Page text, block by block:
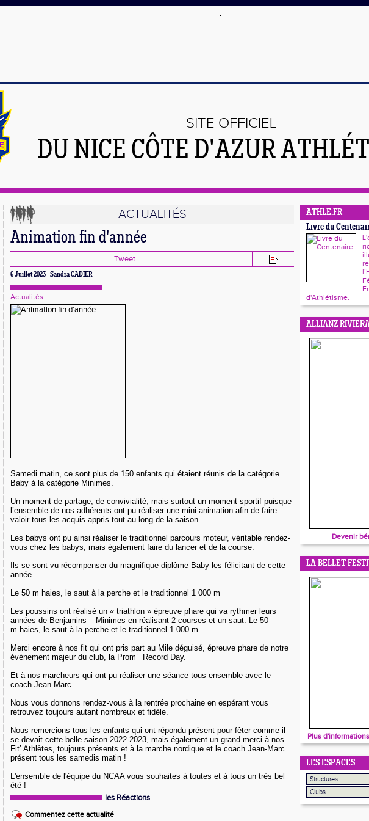
SITE OFFICIEL
DU NICE CÔTE D'AZUR
ACTUALITÉS
Animation fin d'année
Tweet
6 Juillet 2023 - Sandra CADIER
Actualités
Samedi matin, ce sont plus de 150 enfants qui étaient réunis de la catégorie
Baby à la catégorie Minimes.
Un moment de partage, de convivialité, mais surtout un moment sportif puisque
l’ensemble de nos adhérents ont pu réaliser une mini-animation afin de faire
valoir tous les acquis appris tout au long de la saison.
Les babys ont pu ainsi réaliser le traditionnel parcours moteur, véritable rendez-
vous chez les babys, mais également faire du lancer et de la course.
Ils se sont vu récompenser du magnifique diplôme Baby les félicitant de cette
année.
Le 50 m haies, le saut à la perche et le traditionnel 1 000 m
Les poussins ont réalisé un « triathlon » épreuve phare qui va rythmer leurs
années de Benjamins – Minimes en réalisant 2 courses et un saut. Le 50
m haies, le saut à la perche et le traditionnel 1 000 m
Merci encore à nos fit qui ont pris part au Mile déguisé, épreuve phare de notre
événement majeur du club, la Prom’
Record Day.
Et à nos marcheurs qui ont pu réaliser une séance tous ensemble avec le
coach Jean-Marc.
Nous vous donnons rendez-vous à la rentrée prochaine en espérant vous
retrouvez toujours autant nombreux et fidèle.
Nous remercions tous les enfants qui ont répondu présent pour fêter comme il
se devait cette belle saison 2022-2023, mais également un grand merci à nos
Fit’ Athlètes, toujours présents et à la marche nordique et le coach Jean-Marc
présent tous les samedis matin !
L'ensemble de l'équipe du NCAA vous souhaites à toutes et à tous un très bel
été !
les Réactions
Commentez cette actualité
ATHLE.FR
Livre du
d'Athlétisme.
ALLIANZ
Devenir
LA BELLET
Plus
LES ESPACES